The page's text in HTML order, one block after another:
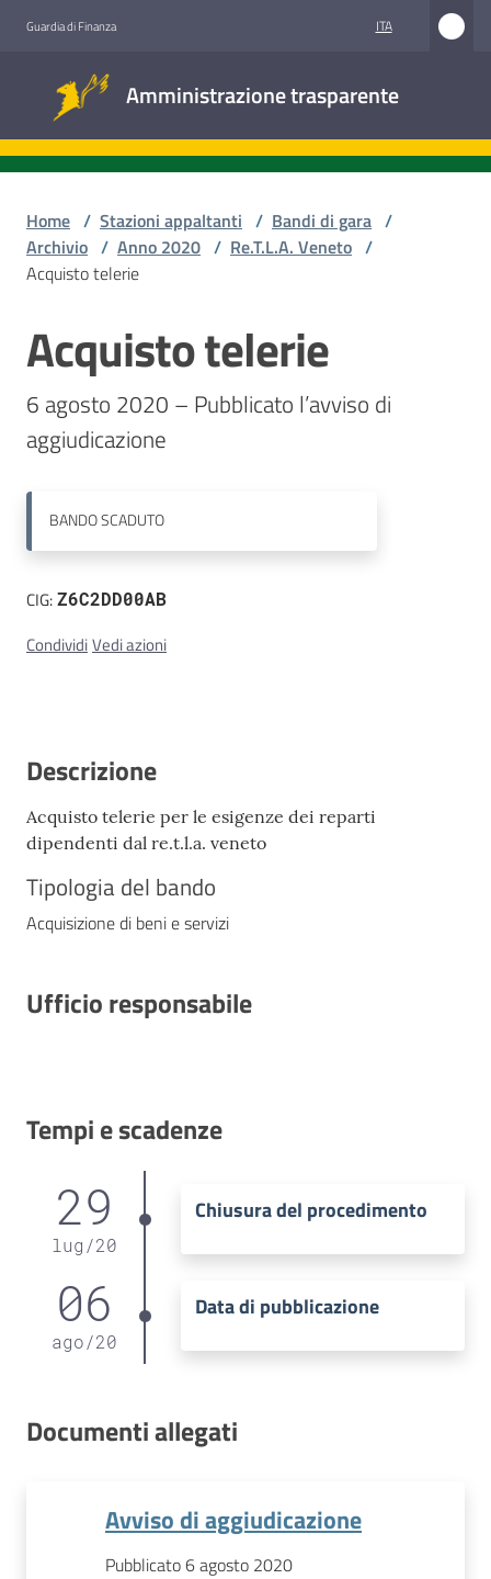
Guardia di Finanza ITA
Amministrazione trasparente
trasparente
Accesso
Stazioni
appaltanti
Contatti
Home / Stazioni appaltanti / Bandi di gara /
Archivio / Anno 2020 / Re.T.L.A. Veneto /
Acquisto telerie
Salta al contenuto
Acquisto telerie
6 agosto 2020 – Pubblicato l’avviso di
aggiudicazione
BANDOSCADUTO
CIG:Z6C2DD00AB
CondividiVedi azioni
Descrizione
Acquisto telerie per le esigenze dei reparti
dipendenti dal re.t.l.a. veneto
Tipologia del bando
Acquisizione di beni e servizi
Ufficio responsabile
Tempi e scadenze
29
lug /20
Chiusura del procedimento
06
ago/20
Data di pubblicazione
Documenti allegati
Avviso di aggiudicazione
Pubblicato 6 agosto 2020